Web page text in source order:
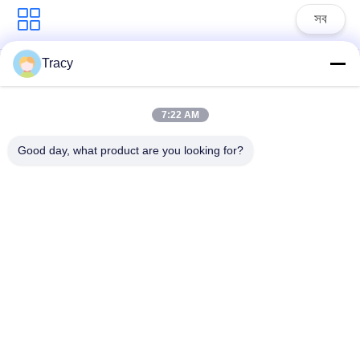
সব
ছাদ রোল গঠন মেশিন
মেশিন
Tracy
7:22 AM
Good day, what product are you looking for?